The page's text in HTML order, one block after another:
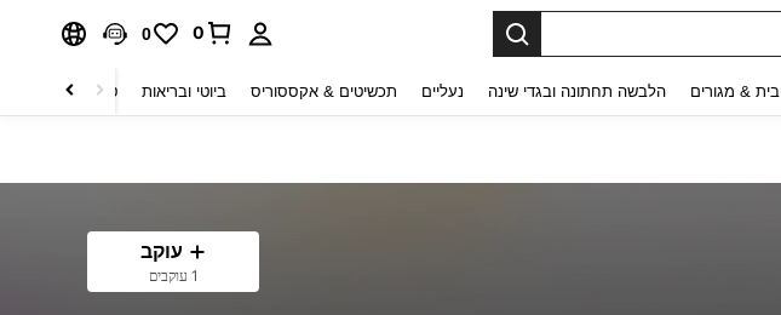
0
0
בית & מגורים הלבשה תחתונה ובגדי שינה נעליים תכשיטים & אקססוריס ביוטי ובריאות טקסטיל לבית
עוקב
1 עוקבים